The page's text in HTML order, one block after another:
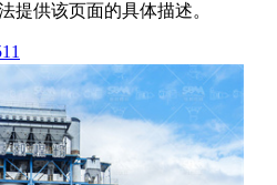
提供该页面的具体描述。